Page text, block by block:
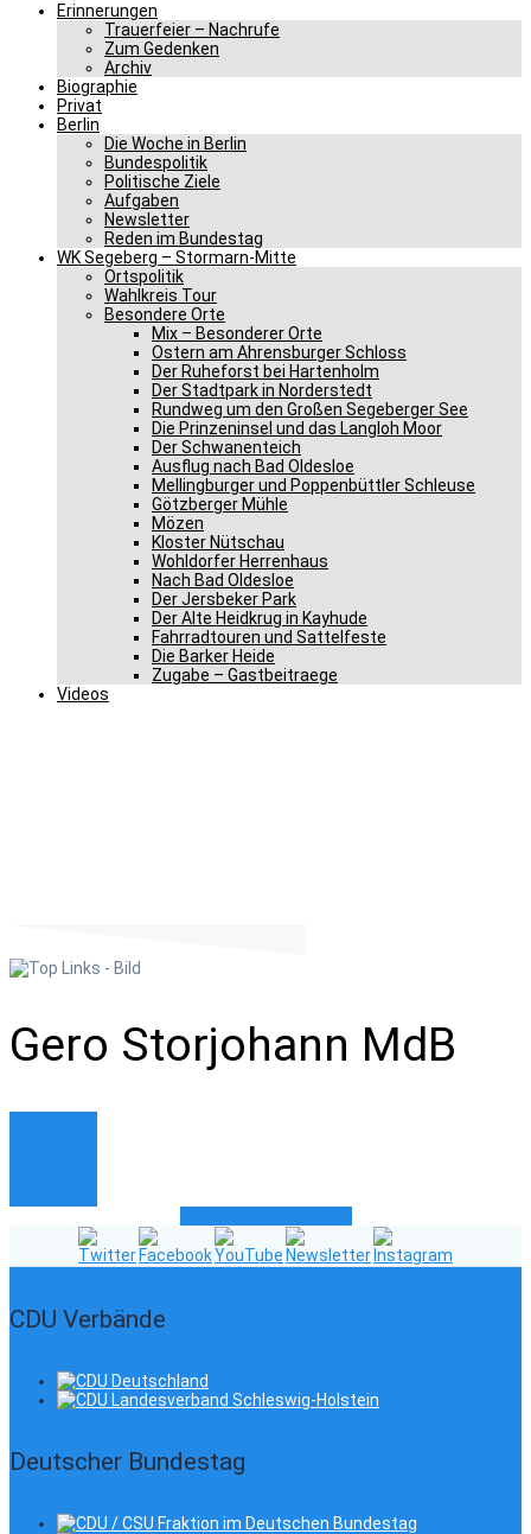
Erinnerungen
Trauerfeier – Nachrufe
Zum Gedenken
Archiv
Biographie
Privat
Berlin
Die Woche in Berlin
Bundespolitik
Politische Ziele
Aufgaben
Newsletter
Reden im Bundestag
WK Segeberg – Stormarn-Mitte
Ortspolitik
Wahlkreis Tour
Besondere Orte
Mix – Besonderer Orte
Ostern am Ahrensburger Schloss
Der Ruheforst bei Hartenholm
Der Stadtpark in Norderstedt
Rundweg um den Großen Segeberger See
Die Prinzeninsel und das Langloh Moor
Der Schwanenteich
Ausflug nach Bad Oldesloe
Mellingburger und Poppenbüttler Schleuse
Götzberger Mühle
Mözen
Kloster Nütschau
Wohldorfer Herrenhaus
Nach Bad Oldesloe
Der Jersbeker Park
Der Alte Heidkrug in Kayhude
Fahrradtouren und Sattelfeste
Die Barker Heide
Zugabe – Gastbeitraege
Videos
Gero Storjohann MdB
CDU Verbände
Deutscher Bundestag